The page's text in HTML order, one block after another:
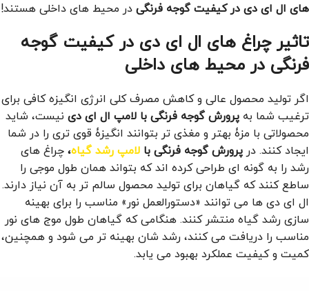
های ال ای دی در کیفیت گوجه‌ فرنگی در محیط های داخلی هستند!
تاثیر چراغ های ال ای دی در کیفیت گوجه
فرنگی در محیط های داخلی
اگر تولید محصول عالی و کاهش مصرف کلی انرژی انگیزه کافی برای
ترغیب شما به پرورش گوجه فرنگی با لامپ ال ای دی نیست، شاید
محصولاتی با مزۀ بهتر و مغذی تر بتوانند انگیزۀ قوی تری را در شما
ایجاد کنند. در پرورش گوجه فرنگی با لامپ رشد گیاه، چراغ های
رشد را به گونه ای طراحی کرده اند که بتواند همان طول موجی را
ساطع کنند که گیاهان برای تولید محصول سالم تر به آن نیاز دارند.
ال ای دی ها می توانند «دستورالعمل نور» مناسب را برای بهینه
سازی رشد گیاه منتشر کنند. هنگامی که گیاهان طول موج های نور
مناسب را دریافت می کنند، رشد شان بهینه تر می شود و همچنین،
کمیت و کیفیت عملکرد بهبود می یابد.